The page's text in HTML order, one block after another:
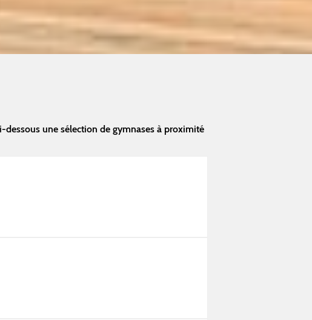
une sélection de gymnases à proximité